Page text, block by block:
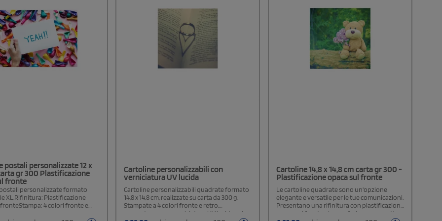
postali personalizzate 12 x
gr 300 Plastificazione
fronte
personalizzate formato
XL.Rifinitura: Plastificazione
4 colori fronte e
Cartoline personalizzabili con
verniciatura UV lucida
Cartoline personalizzabili quadrate formato
14,8 x 14,8 cm, realizzate su carta da 300 g.
Stampate a 4 colori fronte e retro,
presentano una verniciatura UV lucida sul
Cartoline 14,8 x 14,8 cm carta gr 300 -
Plastificazione opaca sul fronte
Le cartoline quadrate sono un'opzione
elegante e versatile per le tue comunicazioni.
Presentano una rifinitura con plastificazione
opaca sul fronte, che conferisce un aspetto